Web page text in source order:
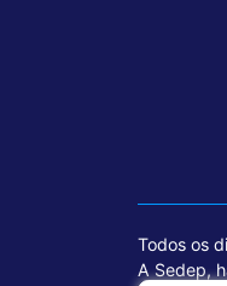
Todos os
A Sedep,